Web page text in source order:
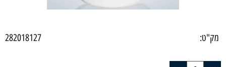
מק"ט: 282018127